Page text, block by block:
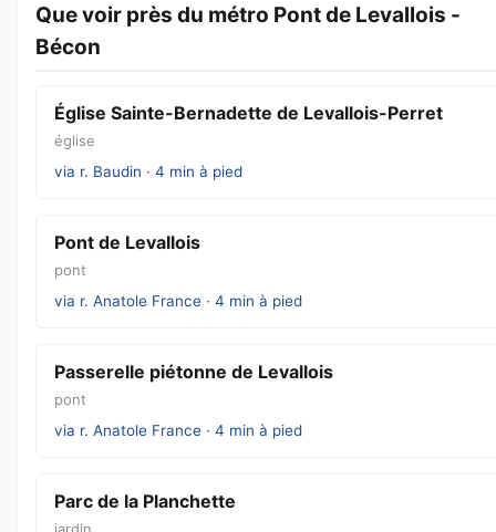
Que voir près du métro Pont de Levallois -
Bécon
Église Sainte-Bernadette de Levallois-Perret
église
via r. Baudin · 4 min à pied
Pont de Levallois
pont
via r. Anatole France · 4 min à pied
Passerelle piétonne de Levallois
pont
via r. Anatole France · 4 min à pied
Parc de la Planchette
jardin